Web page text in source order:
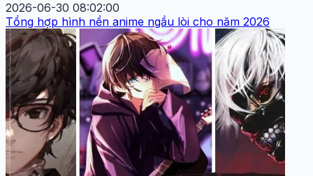
2026-06-30 08:02:00
Tổng hợp hình nền anime ngầu lòi cho năm 2026